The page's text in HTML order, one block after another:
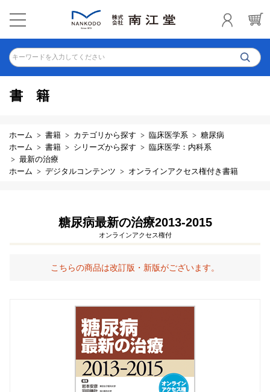
キーワードを入力してください
書籍
ホーム 書籍 カテゴリから探す 臨床医学系
糖尿病
ホーム
書籍 シリーズから探す
臨床医学：内科系
最新の治療
ホーム
デジタルコンテンツ オンラインアクセス権付き書籍
糖尿病最新の治療2013-2015
オンラインアクセス権付
こちらの商品は改訂版・新版がございます。